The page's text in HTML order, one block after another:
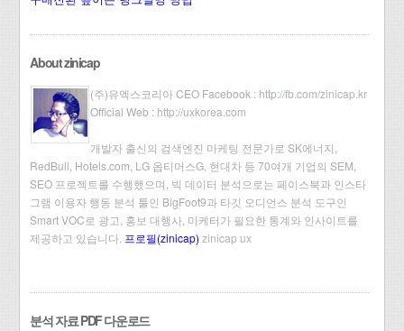
About zinicap
(주)유엑스코리아 CEO Facebook : http://fb.com/zinicap.kr
Official Web : http://uxkorea.com
개발자 출신의 검색엔진 마케팅 전문가로 SK에너지,
RedBull, Hotels.com, LG 옵티머스G, 현대차 등 70여개 기업의 SEM,
SEO 프로젝트를 수행했으며, 빅 데이터 분석으로는 페이스북과 인스타
그램 이용자 행동 분석 툴인 BigFoot9과 타깃 오디언스 분석 도구인
Smart VOC로 광고, 홍보 대행사, 마케터가 필요한 통계와 인사이트를
제공하고 있습니다. 프로필(zinicap) zinicap ux
분석 자료 PDF 다운로드